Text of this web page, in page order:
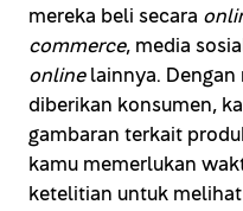
mereka beli secara
commerce, media
onlinelainnya. Dengan
diberikan konsumen,
gambaran terkait
kamu memerlukan
ketelitian untuk